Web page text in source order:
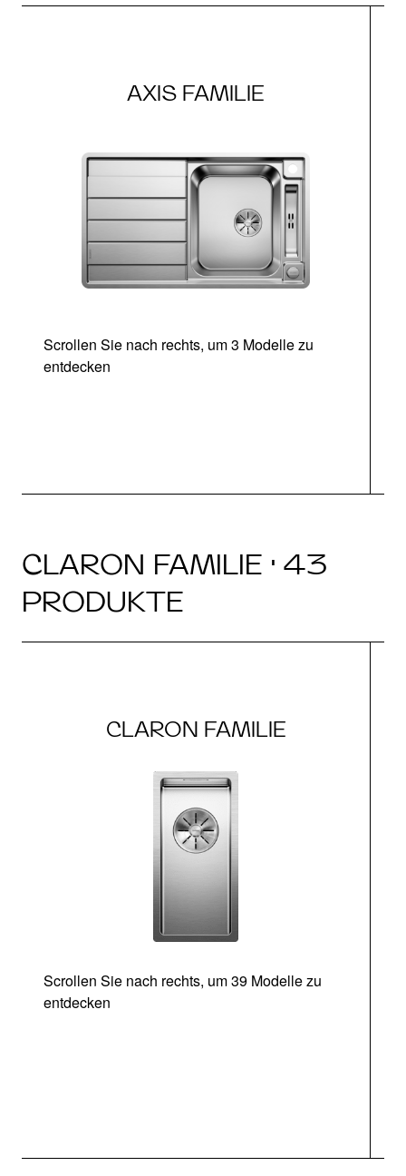
AXIS FAMILIE
Scrollen Sie nach rechts, um 3 Modelle zu
entdecken
CLARON FAMILIE · 43
PRODUKTE
CLARON FAMILIE
Scrollen Sie nach rechts, um 39 Modelle zu
entdecken